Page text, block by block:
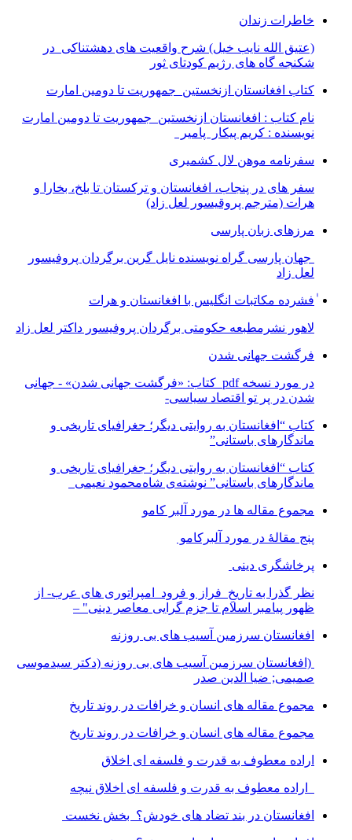
خاطرات زندان
(عتیق الله نایب خیل) شرح واقعیت های دهشتناکی در
شکنجه گاه های رژیم کودتای ثور
کتاب افغانستان ازنخستین جمهوریت تا دومین امارت
نام کتاب : افغانستان ازنخستین جمهوریت تا دومین امارت
نویسنده : کریم پیکار پامیر
سفرنامه موهن لال کشمیری
سفر های در پنجاب، افغانستان و ترکستان تا بلخ، بخارا و
هرات (مترجم پروقیسور لعل زاد)
مرزهای زبان پارسی
جهان پارسی گراه نویسنده نایل گرین برگردان پروفیسور
لعل زاد
ٰفشرده مکاتبات انگلیس با افغانستان و هرات
لاهور نشرمطبعه حکومتی برگردان پروفیسور داکتر لعل زاد
فرگشت جهانی شدن
در مورد نسخه pdf کتاب: «فرگشت جهانی شدن» - جهانی
شدن در پر تو اقتصاد سیاسی-
کتاب “افغانستان به روایتی دیگر؛ جغرافیای تاریخی و
ماندگارهای باستانی”
کتاب “افغانستان به روایتی دیگر؛ جغرافیای تاریخی و
ماندگارهای باستانی” نوشته‌ی شاه‌محمود نعیمی
مجموع مقاله ها در مورد آلبر کامو
پنج مقالهٔ در مورد آلبرکامو
پرخاشگری دینی
نظر گذرا به تاریخِ فراز و فرود امپراتوری های عرب- از
ظهور پیامبر اسلام تا جزم گرایی معاصر دینی" –
افغانستان سرزمین آسیب های بی روزنه
(افغانستان سرزمین آسیب های بی روزنه (دکتر سیدموسی
صمیمی; ضیا الدین صدر
مجموع مقاله های انسان و خرافات در روند تاریخ
مجموع مقاله های انسان و خرافات در روند تاریخ
اراده معطوف به قدرت و فلسفه ای اخلاق
اراده معطوف به قدرت و فلسفه ای اخلاق نیچه
افغانستان در بند تضاد های خودش؟ بخش نخست